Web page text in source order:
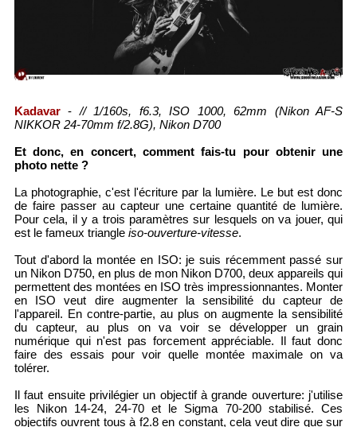
Kadavar-// 1/160s, f6.3, ISO 1000, 62mm (Nikon AF-S
NIKKOR 24-70mm f/2.8G), Nikon D700
Et donc, en concert, comment fais-tu pour obtenir une
photo nette ?
La photographie, c'est l'écriture par la lumière. Le but est donc
de faire passer au capteur une certaine quantité de lumière.
Pour cela, il y a trois paramètres sur lesquels on va jouer, qui
est le fameux triangle iso-ouverture-vitesse.
Tout d'abord la montée en ISO: je suis récemment passé sur
un Nikon D750, en plus de mon Nikon D700, deux appareils qui
permettent des montées en ISO très impressionnantes. Monter
en ISO veut dire augmenter la sensibilité du capteur de
l'appareil. En contre-partie, au plus on augmente la sensibilité
du capteur, au plus on va voir se développer un grain
numérique qui n'est pas forcement appréciable. Il faut donc
faire des essais pour voir quelle montée maximale on va
tolérer.
Il faut ensuite privilégier un objectif à grande ouverture: j'utilise
les Nikon 14-24, 24-70 et le Sigma 70-200 stabilisé. Ces
objectifs ouvrent tous à f2.8 en constant, cela veut dire que sur